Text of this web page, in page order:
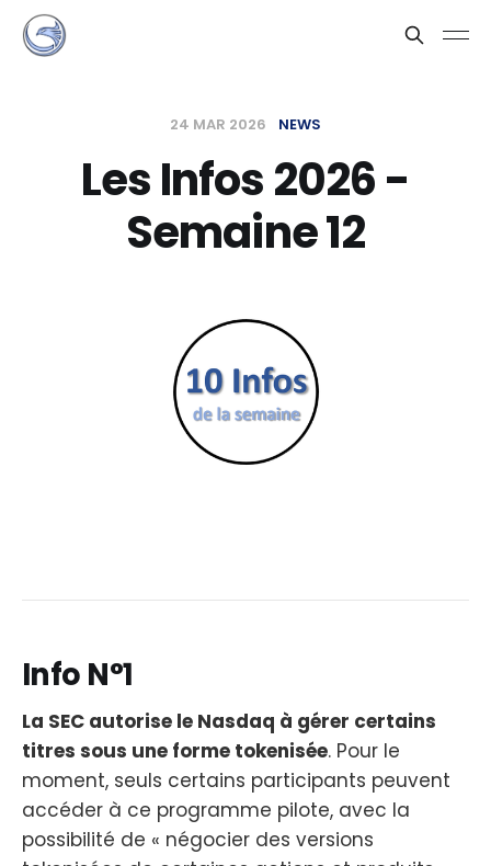
24 MAR 2026 NEWS
Les Infos 2026 -
Semaine 12
Info N°1
La SEC autorise le Nasdaq à gérer certains
titres sous une forme tokenisée. Pour le
moment, seuls certains participants peuvent
accéder à ce programme pilote, avec la
possibilité de « négocier des versions